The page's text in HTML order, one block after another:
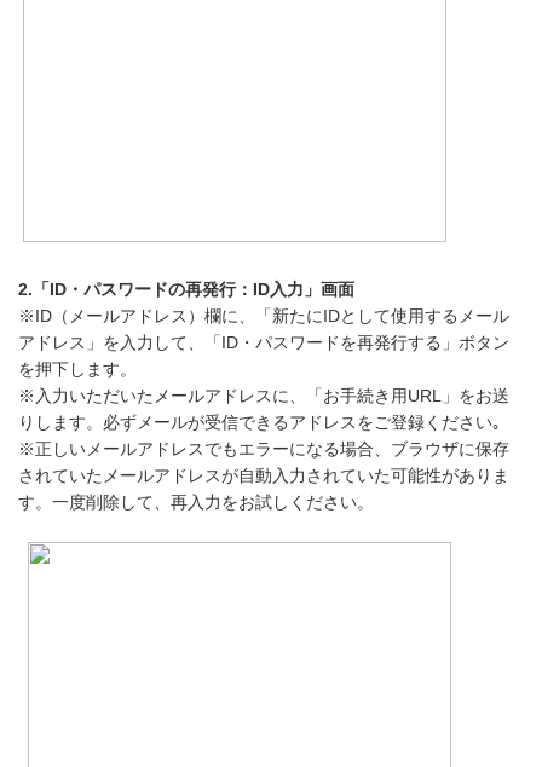
2.「ID・パスワードの再発行：ID入力」画面
※ID（メールアドレス）欄に、「新たにIDとして使用するメール
アドレス」を入力して、「ID・パスワードを再発行する」ボタン
を押下します。
※入力いただいたメールアドレスに、「お手続き用URL」をお送
りします。必ずメールが受信できるアドレスをご登録ください｡
※正しいメールアドレスでもエラーになる場合、ブラウザに保存
されていたメールアドレスが自動入力されていた可能性がありま
す。一度削除して、再入力をお試しください。